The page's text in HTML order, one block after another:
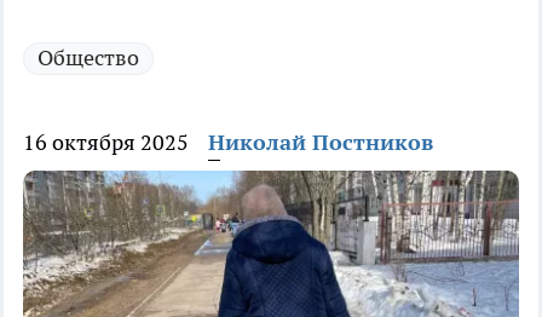
Общество
16 октября 2025 Николай Постников